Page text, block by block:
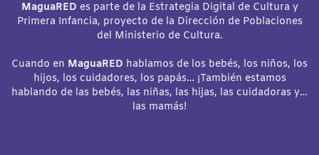
MaguaRED es parte de la Estrategia Digital de Cultura y
Primera Infancia, proyecto de la Dirección de Poblaciones
del Ministerio de Cultura.
Cuando en MaguaRED hablamos de los bebés, los niños, los
hijos, los cuidadores, los papás… ¡También estamos
hablando de las bebés, las niñas, las hijas, las cuidadoras y…
las mamás!